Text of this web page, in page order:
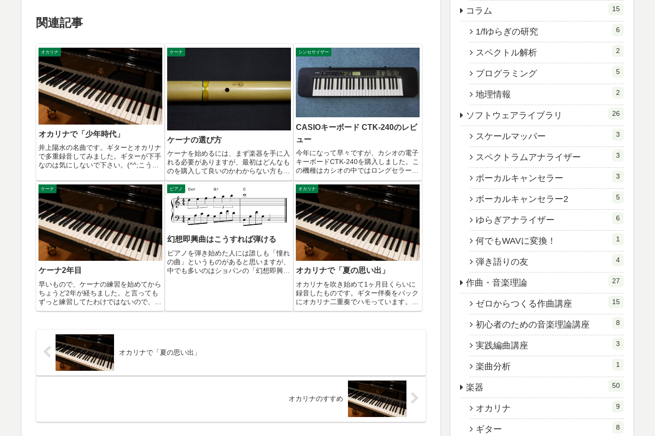
関連記事
オカリナ
オカリナで「少年時代」
井上陽水の名曲です。ギターとオカリナ
で多重録音してみました。ギターが下手
なのは気にしないで下さい。(^^;こうい
すね。
ケーナ
ケーナの選び方
ケーナを始めるには、まず楽器を手に入
れる必要がありますが、最初はどんなも
のを購入して良いのかわからない方も多
いと思います。特にケーナはマイナーな
楽器ですから、身近に相談できる人もそ
ういないでしょうし、情報もあまり多く
ありません。実は自分もそ...
シンセサイザー
CASIOキーボード CTK-240のレビ
ュー
今年になって早々ですが、カシオの電子
キーボードCTK-240を購入しました。こ
の機種はカシオの中ではロングセラーの
ようですが、楽器店や家電量販店にもあ
まり置いてないんですよね・・。なぜか
国内のレビューもほとんど見つからない
ので、現物を見ずに...
ケーナ
ケーナ2年目
早いもので、ケーナの練習を始めてから
ちょうど2年が経ちました。と言っても
ずっと練習してたわけではないので、実
質的には1年にも満たないと思います。
かったと思います。...
ピアノ
幻想即興曲はこうすれば弾ける
ピアノを弾き始めた人には誰しも「憧れ
の曲」というものがあると思いますが、
中でも多いのはショパンの「幻想即興
オカリナ
オカリナで「夏の思い出」
オカリナを吹き始めて1ヶ月目くらいに
録音したものです。ギター伴奏をバック
にオカリナ二重奏でハモっています。も
ちろん一人多重録音です。昔、尾瀬を訪
オカリナで「夏の思い出」
オカリナのすすめ
コラム 15
1/fゆらぎの研究 6
スペクトル解析 2
プログラミング 5
地理情報 2
ソフトウェアライブラリ 26
スケールマッパー 3
スペクトラムアナライザー 3
ボーカルキャンセラー 3
ボーカルキャンセラー2 5
ゆらぎアナライザー 6
何でもWAVに変換！ 1
弾き語りの友 4
作曲・音楽理論 27
ゼロからつくる作曲講座 15
初心者のための音楽理論講座 8
実践編曲講座 3
楽曲分析 1
楽器 50
オカリナ 9
ギター 8